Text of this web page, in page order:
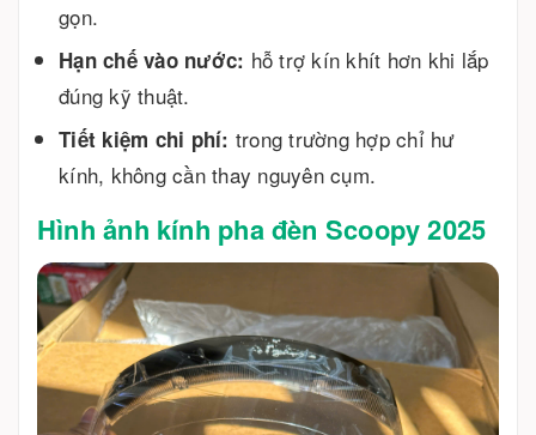
gọn.
Hạn chế vào nước: hỗ trợ kín khít hơn khi lắp
đúng kỹ thuật.
Tiết kiệm chi phí: trong trường hợp chỉ hư
kính, không cần thay nguyên cụm.
Hình ảnh kính pha đèn Scoopy 2025